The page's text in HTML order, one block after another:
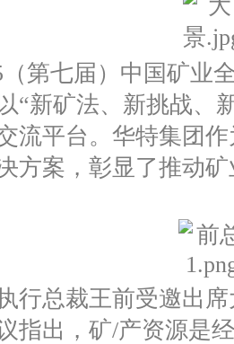
（第七届）中国矿业
“新矿法、新挑战、
流平台。华特集团
方案，彰显了推动
行总裁王前受邀出
指出，矿/产资源是